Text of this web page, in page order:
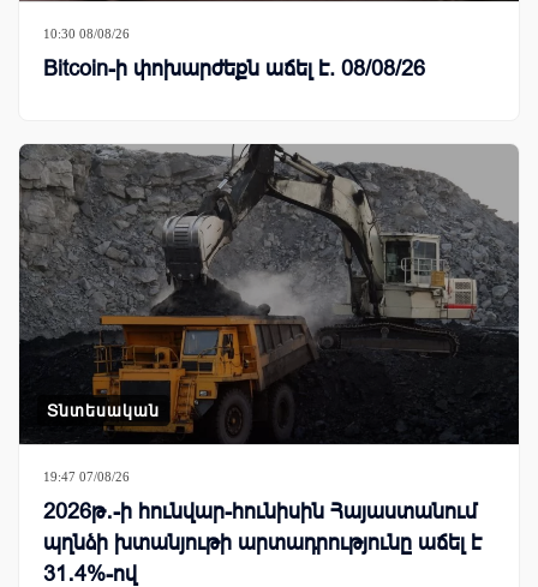
10:30 08/08/26
Bitcoin-ի փոխարժեքն աճել է. 08/08/26
Տնտեսական
19:47 07/08/26
2026թ․-ի հունվար-հունիսին Հայաստանում
պղնձի խտանյութի արտադրությունը աճել է
31․4%-ով